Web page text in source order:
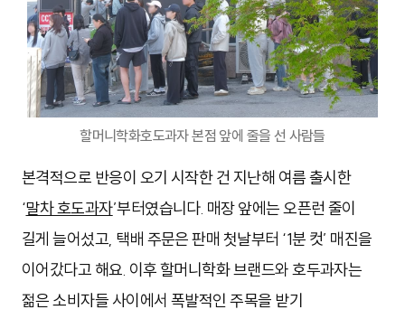
할머니학화호도과자 본점 앞에 줄을 선 사람들
본격적으로 반응이 오기 시작한 건 지난해 여름 출시한
‘말차 호도과자’부터였습니다. 매장 앞에는 오픈런 줄이
길게 늘어섰고, 택배 주문은 판매 첫날부터 ‘1분 컷’ 매진을
이어갔다고 해요. 이후 할머니학화 브랜드와 호두과자는
젊은 소비자들 사이에서 폭발적인 주목을 받기